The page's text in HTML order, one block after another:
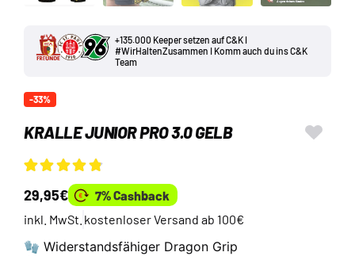
+135.000 Keeper setzen auf C&K I
#WirHaltenZusammen I Komm auch du ins C&K
Team
-33%
KRALLE JUNIOR PRO 3.0 GELB
Bewertet mit
4.75von 5,
basierend auf
Kundenbewertungen
29,95€ 7% Cashback
inkl. MwSt. kostenloser Versand ab 100€
🧤 Widerstandsfähiger Dragon Grip